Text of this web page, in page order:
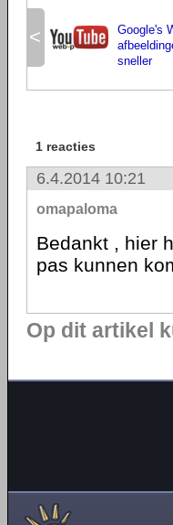
<
Google's
sneller
1 reacties
6.4.2014 10:21
omapaloma
Bedankt , hier
pas kunnen
Op dit artikel